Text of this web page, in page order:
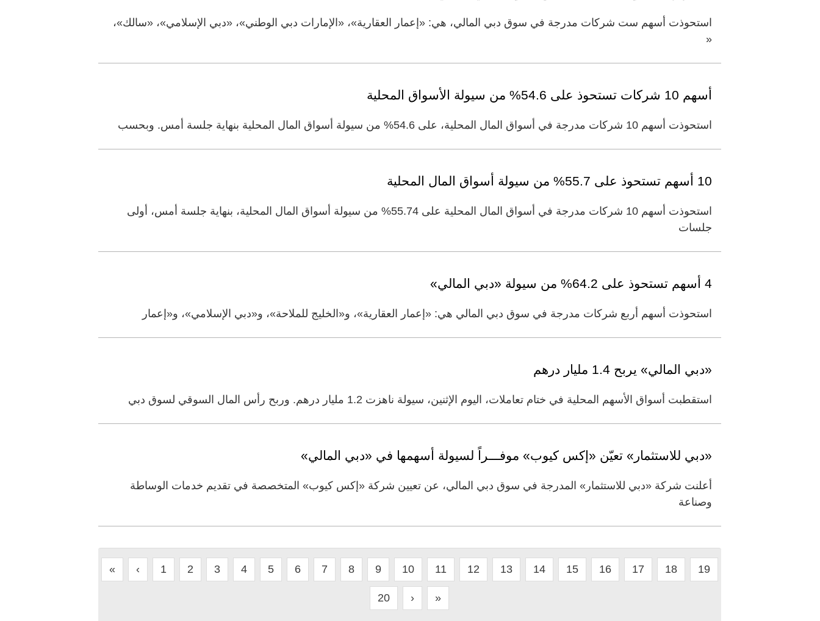
استحوذت أسهم ست شركات مدرجة في سوق دبي المالي، هي: «إعمار العقارية»، «الإمارات دبي الوطني»، «دبي الإسلامي»، «سالك»،
«
أسهم 10 شركات تستحوذ على 54.6% من سيولة الأسواق المحلية
استحوذت أسهم 10 شركات مدرجة في أسواق المال المحلية، على 54.6% من سيولة أسواق المال المحلية بنهاية جلسة أمس. وبحسب
10 أسهم تستحوذ على 55.7% من سيولة أسواق المال المحلية
استحوذت أسهم 10 شركات مدرجة في أسواق المال المحلية على 55.74% من سيولة أسواق المال المحلية، بنهاية جلسة أمس، أولى
جلسات
4 أسهم تستحوذ على 64.2% من سيولة «دبي المالي»
استحوذت أسهم أربع شركات مدرجة في سوق دبي المالي هي: «إعمار العقارية»، و«الخليج للملاحة»، و«دبي الإسلامي»، و«إعمار
«دبي المالي» يربح 1.4 مليار درهم
استقطبت أسواق الأسهم المحلية في ختام تعاملات، اليوم الإثنين، سيولة ناهزت 1.2 مليار درهم. وربح رأس المال السوقي لسوق دبي
«دبي للاستثمار» تعيّن «إكس كيوب» موفـــراً لسيولة أسهمها في «دبي المالي»
أعلنت شركة «دبي للاستثمار» المدرجة في سوق دبي المالي، عن تعيين شركة «إكس كيوب» المتخصصة في تقديم خدمات الوساطة
وصناعة
« ‹ 1 2 3 4 5 6 7 8 9 10 11 12 13 14 15 16 17 18 19
20 › »